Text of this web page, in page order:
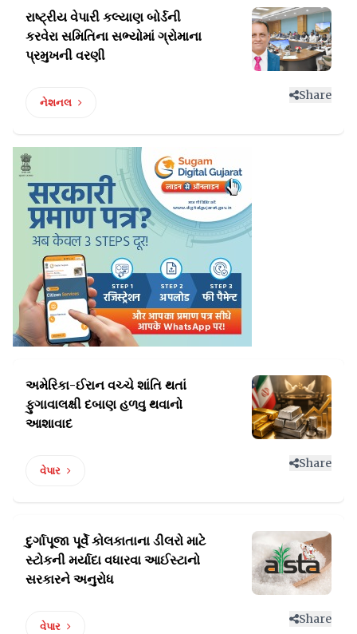
રાષ્ટ્રીય વેપારી કલ્યાણ બોર્ડની
કરવેરા સમિતિના સભ્યોમાં ગ્રોમાના
પ્રમુખની વરણી
નેશનલ
Share
અમેરિકા-ઈરાન વચ્ચે શાંતિ થતાં
ફુગાવાલક્ષી દબાણ હળવુ થવાનો
આશાવાદ
વેપાર
Share
દુર્ગાપૂજા પૂર્વે કોલકાતાના ડીલરો માટે
સ્ટોકની મર્યાદા વધારવા આઈસ્ટાનો
સરકારને અનુરોધ
વેપાર
Share